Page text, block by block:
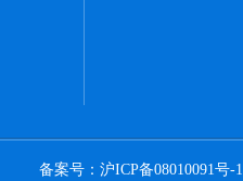
备案号：沪ICP备08010091号-1